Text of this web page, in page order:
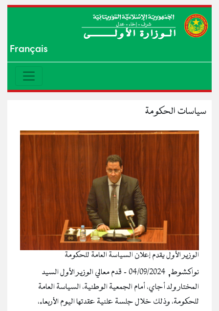
Français
سياسات الحكومة
الوزير الأول يقدم إعلان السياسة العامة للحكومة
نواكشوط, 04/09/2024 - قدم معالي الوزير الأول السيد
المختار ولد أجاي، أمام الجمعية الوطنية، السياسة العامة
للحكومة، وذلك خلال جلسة علنية عقدتها اليوم الأربعاء،